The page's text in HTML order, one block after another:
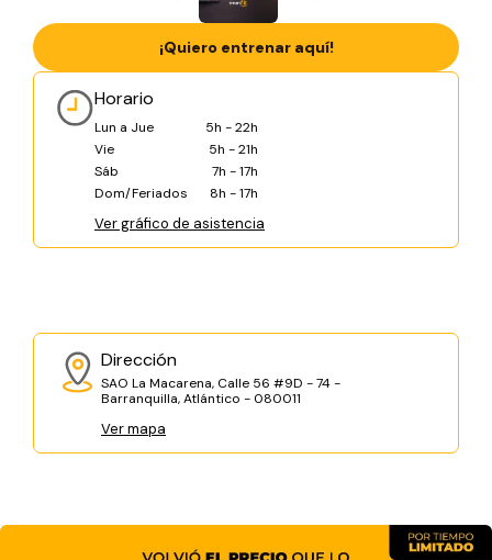
Horario
Lun a Jue
5h - 22h
Vie
5h - 21h
Sáb
7h - 17h
Dom/Feriados
8h - 17h
Ver gráfico de asistencia
Dirección
SAO La Macarena, Calle 56 #9D - 74 -
Barranquilla, Atlántico - 080011
Ver mapa
¡Quiero entrenar aquí!